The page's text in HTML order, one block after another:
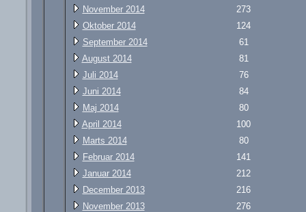
November 2014
273
Oktober 2014
124
September 2014
61
August 2014
81
Juli 2014
76
Juni 2014
84
Maj 2014
80
April 2014
100
Marts 2014
80
Februar 2014
141
Januar 2014
212
December 2013
216
November 2013
276